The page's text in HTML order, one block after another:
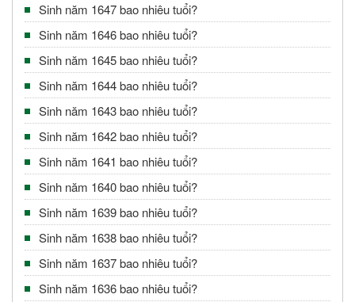
Sinh năm 1647 bao nhiêu tuổi?
Sinh năm 1646 bao nhiêu tuổi?
Sinh năm 1645 bao nhiêu tuổi?
Sinh năm 1644 bao nhiêu tuổi?
Sinh năm 1643 bao nhiêu tuổi?
Sinh năm 1642 bao nhiêu tuổi?
Sinh năm 1641 bao nhiêu tuổi?
Sinh năm 1640 bao nhiêu tuổi?
Sinh năm 1639 bao nhiêu tuổi?
Sinh năm 1638 bao nhiêu tuổi?
Sinh năm 1637 bao nhiêu tuổi?
Sinh năm 1636 bao nhiêu tuổi?